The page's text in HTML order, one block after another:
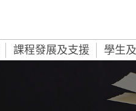
課程發展及支援 學生